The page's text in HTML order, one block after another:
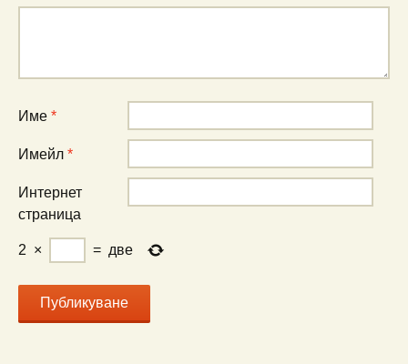
Име *
Имейл *
Интернет
страница
2 × = две